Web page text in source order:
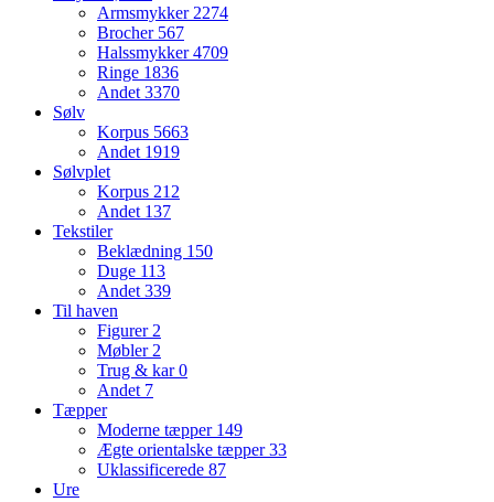
Armsmykker2274
Brocher 567
Halssmykker4709
Ringe 1836
Andet3370
Sølv
Korpus 5663
Andet 1919
Sølvplet
Korpus 212
Andet 137
Tekstiler
Beklædning 150
Duge 113
Andet339
Til haven
Figurer2
Møbler2
Trug & kar0
Andet 7
Tæpper
Moderne tæpper 149
Ægte orientalske tæpper33
Uklassificerede 87
Ure